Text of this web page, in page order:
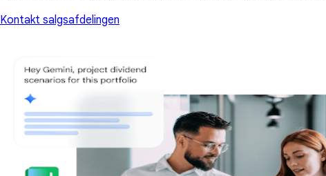
Kontakt salgsafdelingen